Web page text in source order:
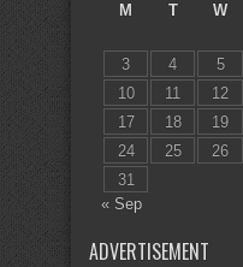
M
T W
3
4 5
10
11 12
17
18 19
24
25 26
31
« Sep
ADVERTISEMENT